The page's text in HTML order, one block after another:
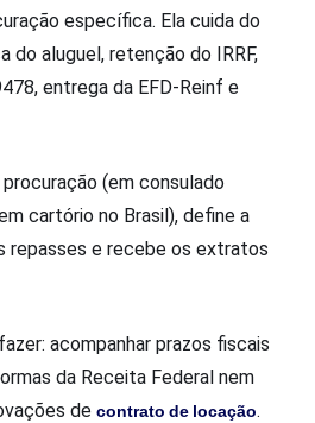
específica. Ela cuida do
do aluguel, retenção do IRRF,
entrega da EFD-Reinf e
(em consulado
cartório no Brasil), define a
repasses e recebe os extratos
acompanhar prazos fiscais
da Receita Federal nem
decontrato de locação.